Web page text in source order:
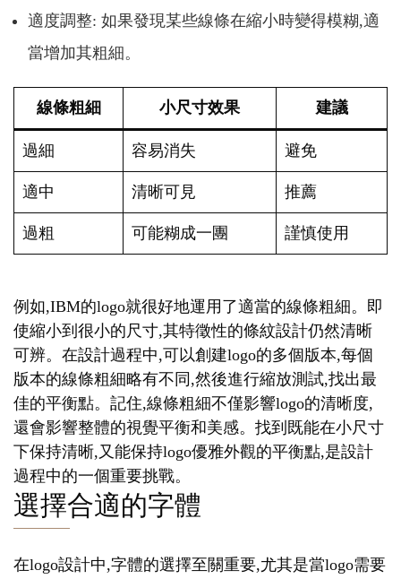
適度調整: 如果發現某些線條在縮小時變得模糊,適
當增加其粗細。
線條粗細 小尺寸效果 建議
過細 容易消失 避免
適中 清晰可見 推薦
過粗 可能糊成一團 謹慎使用
例如,IBM的logo就很好地運用了適當的線條粗細。即
使縮小到很小的尺寸,其特徵性的條紋設計仍然清晰
可辨。在設計過程中,可以創建logo的多個版本,每個
版本的線條粗細略有不同,然後進行縮放測試,找出最
佳的平衡點。記住,線條粗細不僅影響logo的清晰度,
還會影響整體的視覺平衡和美感。找到既能在小尺寸
下保持清晰,又能保持logo優雅外觀的平衡點,是設計
過程中的一個重要挑戰。
選擇合適的字體
在logo設計中,字體的選擇至關重要,尤其是當logo需要